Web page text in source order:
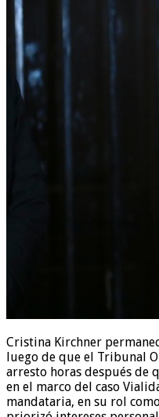
Cristina Kirchner
luego de que el Tribunal
arresto horas después de
en el marco del caso
mandataria, en su rol